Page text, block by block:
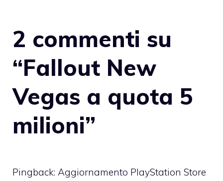
2 commenti su
“Fallout New
Vegas a quota 5
milioni”
Pingback: Aggiornamento PlayStation Store